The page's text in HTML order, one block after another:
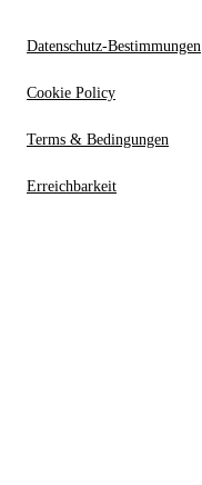
Datenschutz-Bestimmungen
Cookie Policy
Terms & Bedingungen
Erreichbarkeit